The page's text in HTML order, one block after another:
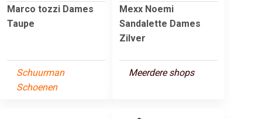
Marco tozzi Dames
Taupe
Schuurman
Schoenen
Mexx Noemi
Sandalette Dames
Zilver
Meerdere shops